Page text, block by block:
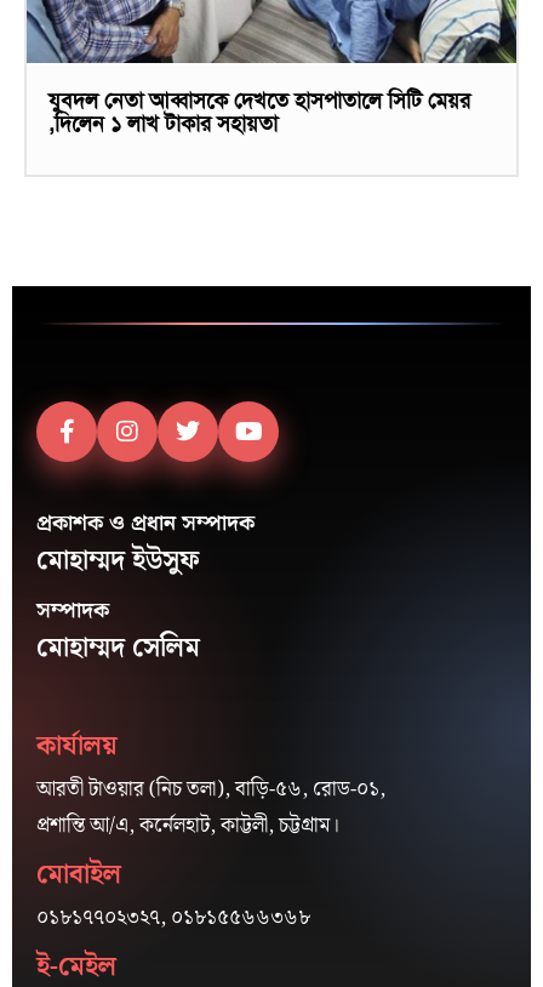
যুবদল নেতা আব্বাসকে দেখতে হাসপাতালে সিটি মেয়র
,দিলেন ১ লাখ টাকার সহায়তা
প্রকাশক ও প্রধান সম্পাদক
মোহাম্মদ ইউসুফ
সম্পাদক
মোহাম্মদ সেলিম
কার্যালয়
আরতী টাওয়ার (নিচ তলা), বাড়ি-৫৬, রোড-০১,
প্রশান্তি আ/এ, কর্নেলহাট, কাট্টলী, চট্টগ্রাম।
মোবাইল
০১৮১৭৭০২৩২৭, ০১৮১৫৫৬৬৩৬৮
ই-মেইল